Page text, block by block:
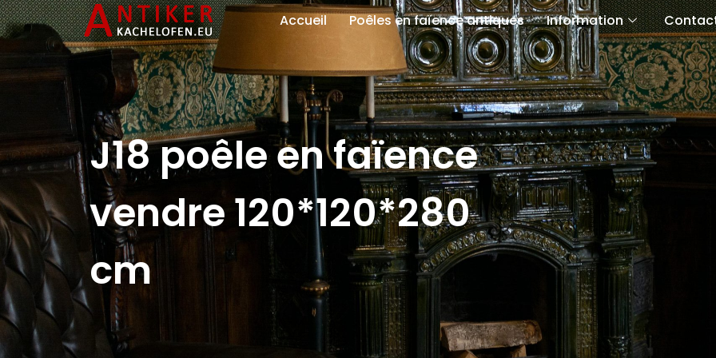
Accueil Poêles en faïence antiques Information
J18 poêle en faïence
vendre 120*120*280
cm